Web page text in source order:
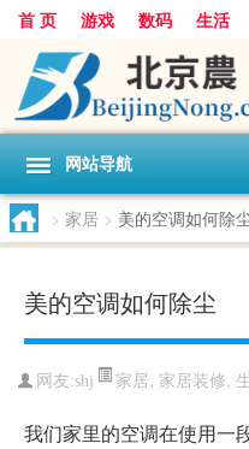
首 页 游戏 数码 生活
互联网
手机 购物
网站导航
> 家居 > 美的空调如何除
美的空调如何除尘
网友:shj 家居, 家居装修,
我们家里的空调在使用一